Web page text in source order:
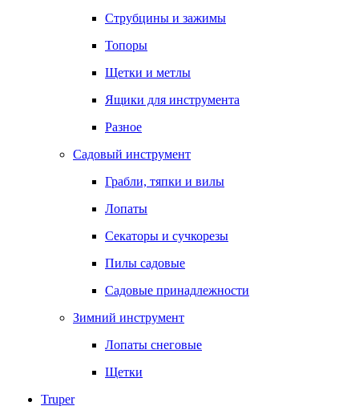
Струбцины и зажимы
Топоры
Щетки и метлы
Ящики для инструмента
Разное
Садовый инструмент
Грабли, тяпки и вилы
Лопаты
Секаторы и сучкорезы
Пилы садовые
Садовые принадлежности
Зимний инструмент
Лопаты снеговые
Щетки
Truper